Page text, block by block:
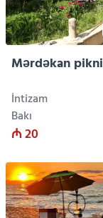
Mərdəkan
İntizam
Bakı
₼ 20